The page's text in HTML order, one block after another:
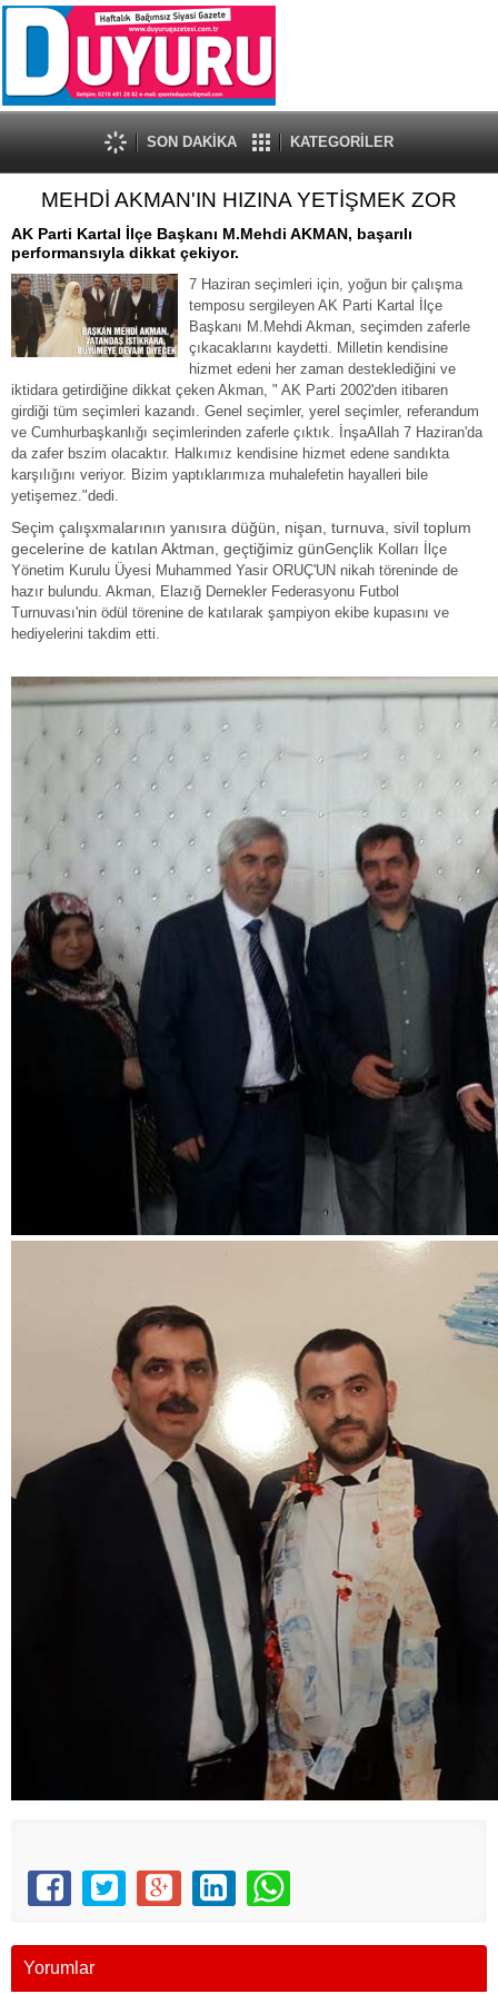
SON DAKİKA KATEGORİLER
MEHDİ AKMAN'IN HIZINA YETİŞMEK ZOR
AK Parti Kartal İlçe Başkanı M.Mehdi AKMAN, başarılı
performansıyla dikkat çekiyor.
7 Haziran seçimleri için, yoğun bir çalışma
temposu sergileyen AK Parti Kartal İlçe
Başkanı M.Mehdi Akman, seçimden zaferle
çıkacaklarını kaydetti. Milletin kendisine
hizmet edeni her zaman desteklediğini ve
iktidara getirdiğine dikkat çeken Akman, " AK Parti 2002'den itibaren
girdiği tüm seçimleri kazandı. Genel seçimler, yerel seçimler, referandum
ve Cumhurbaşkanlığı seçimlerinden zaferle çıktık. İnşaAllah 7 Haziran'da
da zafer bszim olacaktır. Halkımız kendisine hizmet edene sandıkta
karşılığını veriyor. Bizim yaptıklarımıza muhalefetin hayalleri bile
yetişemez."dedi.
Seçim çalışxmalarının yanısıra düğün, nişan, turnuva, sivil toplum
gecelerine de katılan Aktman, geçtiğimiz günGençlik Kolları İlçe
Yönetim Kurulu Üyesi Muhammed Yasir ORUÇ'UN nikah töreninde de
hazır bulundu. Akman, Elazığ Dernekler Federasyonu Futbol
Turnuvası'nin ödül törenine de katılarak şampiyon ekibe kupasını ve
hediyelerini takdim etti.
Yorumlar